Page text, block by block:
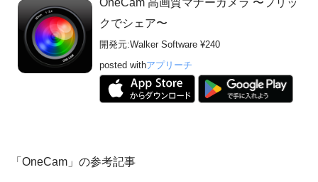
クでシェア〜
開発元:Walker Software ¥240
posted withアプリーチ
「OneCam」の参考記事